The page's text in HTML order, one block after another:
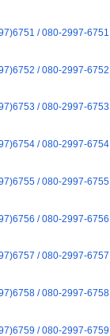
/ 080-2997-6751
/ 080-2997-6752
/ 080-2997-6753
/ 080-2997-6754
/ 080-2997-6755
/ 080-2997-6756
/ 080-2997-6757
/ 080-2997-6758
/ 080-2997-6759